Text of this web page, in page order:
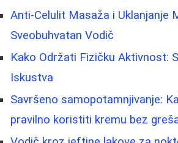
Anti-Celulit Masaža i Uklanjanje
Sveobuhvatan Vodič
Kako Održati Fizičku Aktivnost:
Iskustva
Savršeno samopotamnjivanje:
pravilno koristiti kremu bez